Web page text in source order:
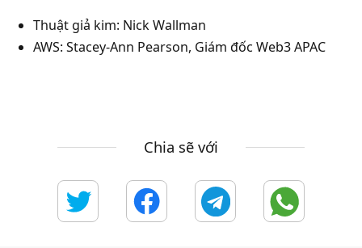
Thuật giả kim: Nick Wallman
AWS: Stacey-Ann Pearson, Giám đốc Web3 APAC
Chia sẽ với